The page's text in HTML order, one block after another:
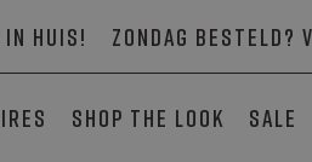
in huis! Zondag besteld?
SHOP THE LOOK Sale